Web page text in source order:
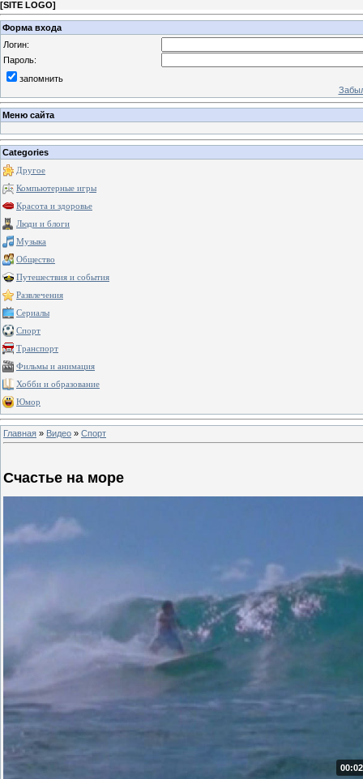
[SITE LOGO]
Форма входа
Логин:
Пароль:
запомнить
Меню сайта
Categories
Другое
Компьютерные игры
Красота и здоровье
Люди и блоги
Музыка
Общество
Путешествия и события
Развлечения
Сериалы
Спорт
Транспорт
Фильмы и анимация
Хобби и образование
Юмор
Главная » Видео » Спорт
Счастье на море